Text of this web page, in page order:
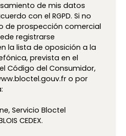
de mis datos
con el RGPD. Si no
de prospección comercial
registrarse
la lista de oposición a la
prevista en el
Código del Consumidor,
o por
Servicio Bloctel
CEDEX.